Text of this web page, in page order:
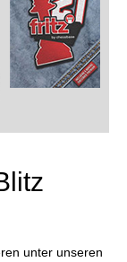
unter unseren